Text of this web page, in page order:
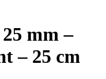
mm –
– 25 cm